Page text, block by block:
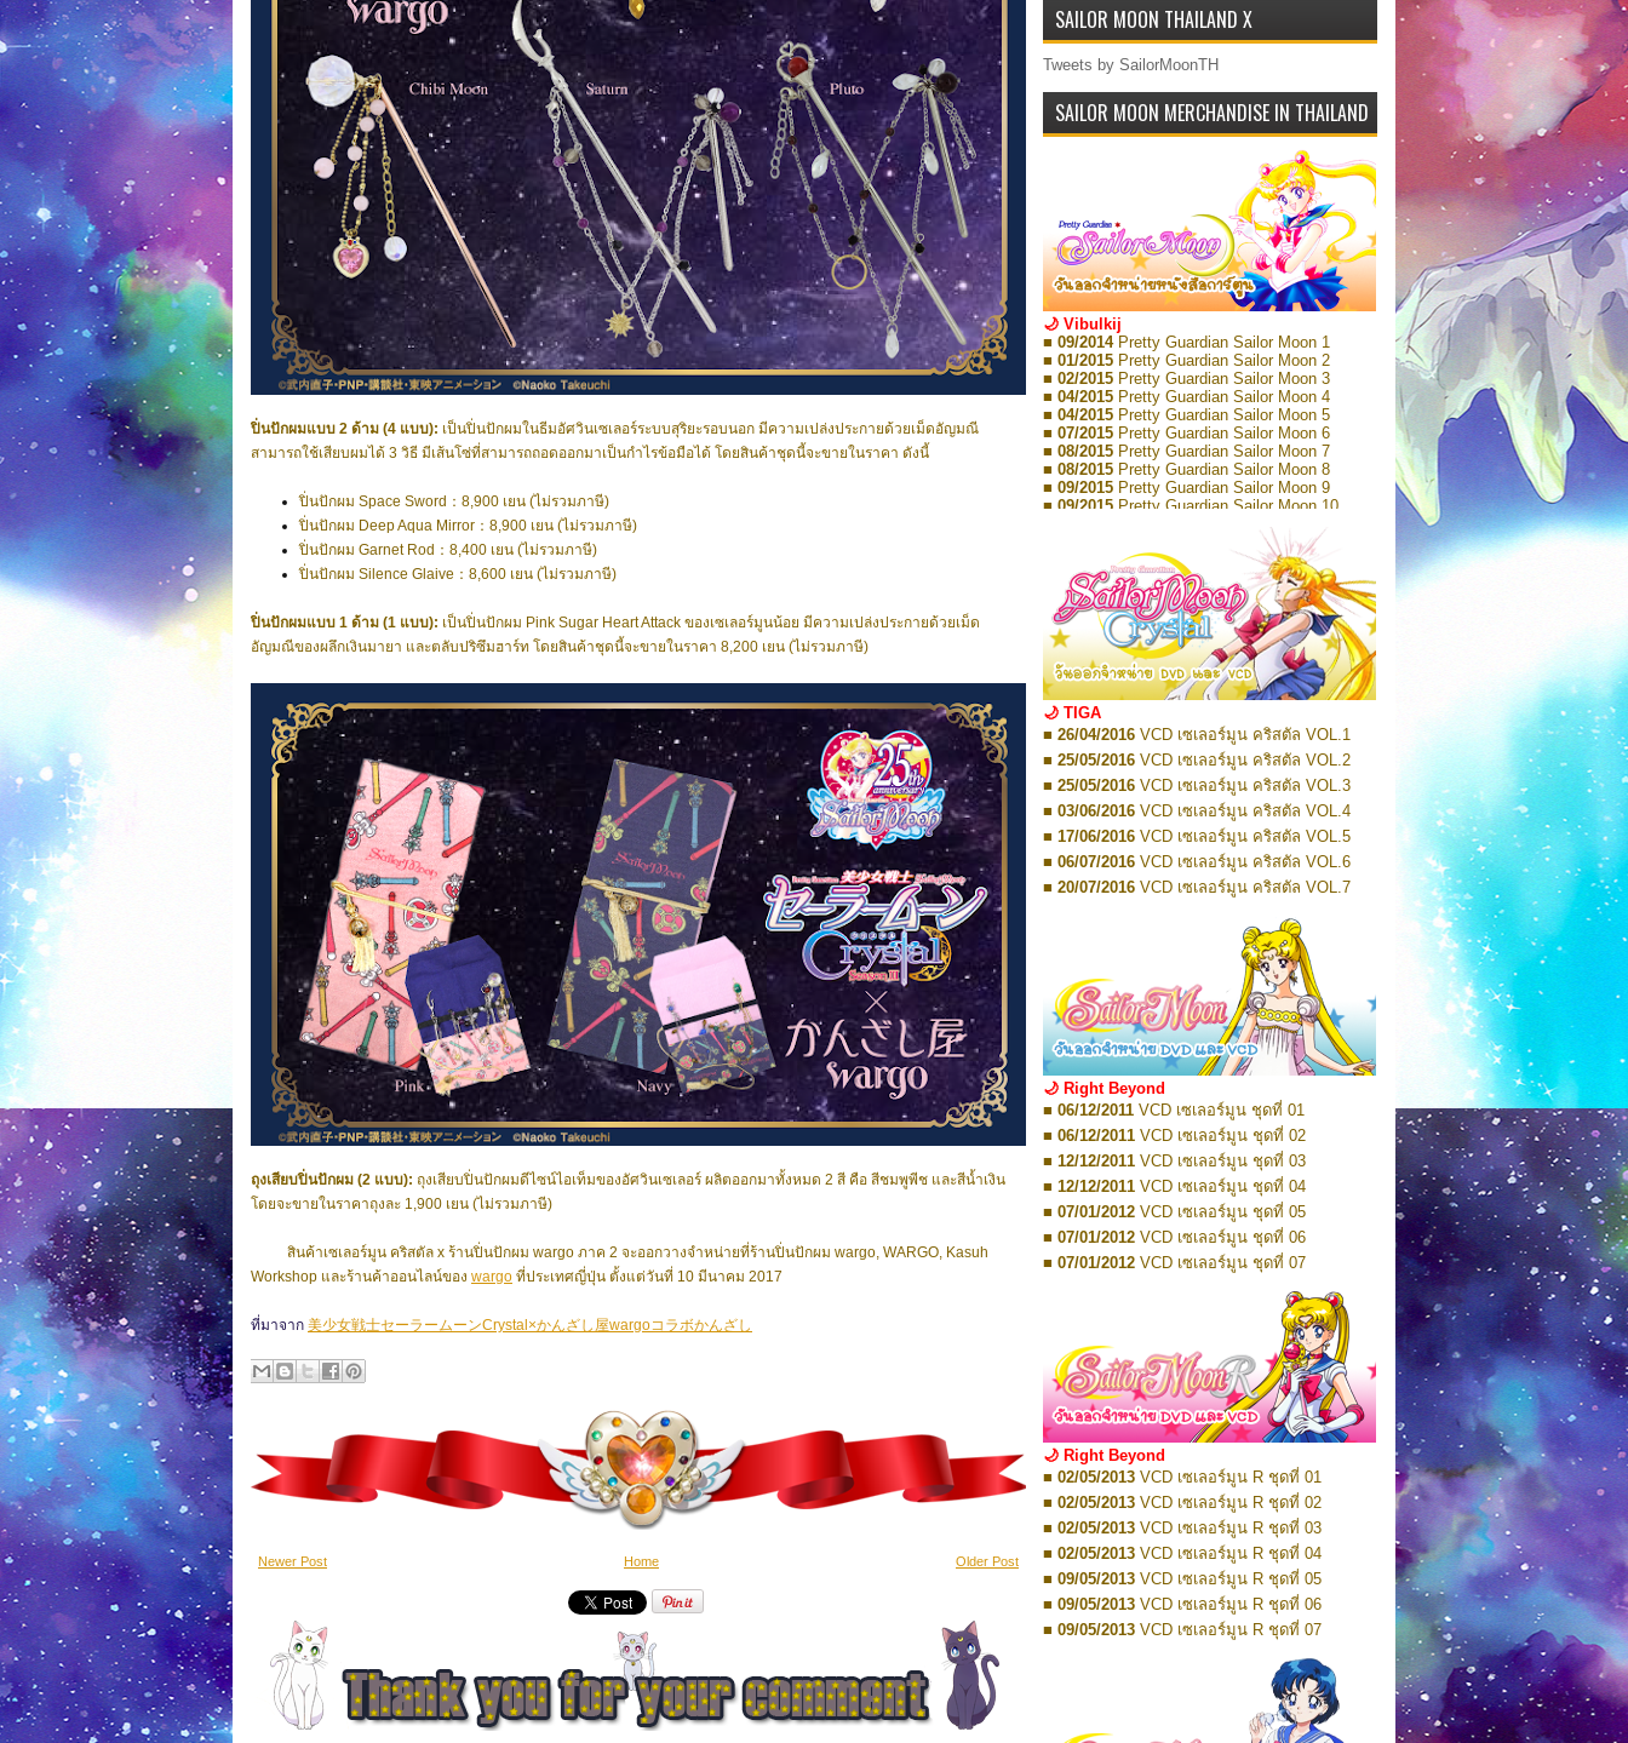
ปิ่นปักผมแบบ 2 ด้าม (4 แบบ): เป็นปิ่นปักผมในธีมอัศวินเซเลอร์ระบบสุริยะรอบนอก มีความเปล่งประกายด้วยเม็ดอัญมณี
สามารถใช้เสียบผมได้ 3 วิธี มีเส้นโซ่ที่สามารถถอดออกมาเป็นกำไรข้อมือได้ โดยสินค้าชุดนี้จะขายในราคา ดังนี้
ปิ่นปักผม Space Sword：8,900 เยน (ไม่รวมภาษี)
ปิ่นปักผม Deep Aqua Mirror：8,900 เยน (ไม่รวมภาษี)
ปิ่นปักผม Garnet Rod：8,400 เยน (ไม่รวมภาษี)
ปิ่นปักผม Silence Glaive：8,600 เยน (ไม่รวมภาษี)
ปิ่นปักผมแบบ 1 ด้าม (1 แบบ): เป็นปิ่นปักผม Pink Sugar Heart Attack ของเซเลอร์มูนน้อย มีความเปล่งประกายด้วยเม็ด
อัญมณีของผลึกเงินมายา และตลับปริซึมฮาร์ท โดยสินค้าชุดนี้จะขายในราคา 8,200 เยน (ไม่รวมภาษี)
ถุงเสียบปิ่นปักผม (2 แบบ): ถุงเสียบปิ่นปักผมดีไซน์ไอเท็มของอัศวินเซเลอร์ ผลิตออกมาทั้งหมด 2 สี คือ สีชมพูพีช และสีน้ำเงิน
โดยจะขายในราคาถุงละ 1,900 เยน (ไม่รวมภาษี)
สินค้าเซเลอร์มูน คริสตัล x ร้านปิ่นปักผม wargo ภาค 2 จะออกวางจำหน่ายที่ร้านปิ่นปักผม wargo, WARGO, Kasuh
Workshop และร้านค้าออนไลน์ของ wargo ที่ประเทศญี่ปุ่น ตั้งแต่วันที่ 10 มีนาคม 2017
ที่มาจาก 美少女戦士セーラームーンCrystal×かんざし屋wargoコラボかんざし
Newer Post Older Post
Home
SAILOR MOON THAILAND X
Tweets by SailorMoonTH
SAILOR MOON MERCHANDISE IN THAILAND
🌙 Vibulkij
■ 09/2014 Pretty Guardian Sailor Moon 1
■ 01/2015 Pretty Guardian Sailor Moon 2
■ 02/2015 Pretty Guardian Sailor Moon 3
■ 04/2015 Pretty Guardian Sailor Moon 4
■ 04/2015 Pretty Guardian Sailor Moon 5
■ 07/2015 Pretty Guardian Sailor Moon 6
■ 08/2015 Pretty Guardian Sailor Moon 7
■ 08/2015 Pretty Guardian Sailor Moon 8
■ 09/2015 Pretty Guardian Sailor Moon 9
■ 09/2015 Pretty Guardian Sailor Moon 10
Pretty Guardian Sailor Moon 11
Pretty Guardian Sailor Moon 12
Pretty Guardian Sailor Moon Short
Stories 1
■ 09/2018Pretty Guardian Sailor Moon Short
Stories 2
■ 01/2022Pretty Guardian Sailor Moon Eternal
Edition 1
■ 01/2022Pretty Guardian Sailor Moon Eternal
Edition 2
■ 03/2022Pretty Guardian Sailor Moon Eternal
Edition 3
■ 03/2022Pretty Guardian Sailor Moon Eternal
Edition 4
■ 07/2022Pretty Guardian Sailor Moon Eternal
Edition 5
■ 07/2022Pretty Guardian Sailor Moon Eternal
Edition 6
Pretty Guardian Sailor Moon Eternal
Edition 7
■ 01/2023Pretty Guardian Sailor Moon Eternal
Pretty Guardian Sailor Moon Eternal
Pretty Guardian Sailor Moon Eternal
Edition 10
■ TBA 2026Code Name: Sailor V 1
■ TBA 2026Code Name: Sailor V 2
🌙 TIGA
■ 26/04/2016 VCD เซเลอร์มูน คริสตัล VOL.1
■ 25/05/2016 VCD เซเลอร์มูน คริสตัล VOL.2
■ 25/05/2016 VCD เซเลอร์มูน คริสตัล VOL.3
■ 03/06/2016 VCD เซเลอร์มูน คริสตัล VOL.4
■ 17/06/2016 VCD เซเลอร์มูน คริสตัล VOL.5
■ 06/07/2016 VCD เซเลอร์มูน คริสตัล VOL.6
■ 20/07/2016 VCD เซเลอร์มูน คริสตัล VOL.7
VCD เซเลอร์มูน คริสตัล VOL.9
VCD เซเลอร์มูน คริสตัล VOL.10
■ 10/08/2016
VCD เซเลอร์มูน คริสตัล VOL.11
■ 10/08/2016VCD เซเลอร์มูน คริสตัล VOL.12
■ 17/08/2016VCD เซเลอร์มูน คริสตัล VOL.13
■ 26/05/2016 DVD เซเลอร์มูน คริสตัล VOL.1
■ 08/07/2016DVD เซเลอร์มูน คริสตัล VOL.2
■ 19/08/2016 DVD เซเลอร์มูน คริสตัล VOL.3
■ 08/09/2016 DVD เซเลอร์มูน คริสตัล VOL.4
■ 07/10/2016 DVD เซเลอร์มูน คริสตัล VOL.5
■ 28/10/2016 DVD เซเลอร์มูน คริสตัล VOL.6
■ 17/11/2016DVD เซเลอร์มูน คริสตัล VOL.7
■ 17/11/2016DVD เซเลอร์มูน คริสตัล VOL.8
■ 01/01/2017 DVD เซเลอร์มูน คริสตัล Box-Set
🌙 Right Beyond
■ 06/12/2011 VCD เซเลอร์มูน ชุดที่ 01
■ 06/12/2011 VCD เซเลอร์มูน ชุดที่ 02
■ 12/12/2011 VCD เซเลอร์มูน ชุดที่ 03
■ 12/12/2011 VCD เซเลอร์มูน ชุดที่ 04
■ 07/01/2012 VCD เซเลอร์มูน ชุดที่ 05
■ 07/01/2012 VCD เซเลอร์มูน ชุดที่ 06
■ 07/01/2012 VCD เซเลอร์มูน ชุดที่ 07
VCD เซเลอร์มูน ชุดที่ 08
VCD เซเลอร์มูน ชุดที่ 09
VCD เซเลอร์มูน ชุดที่ 10
■ 19/01/2012 VCD เซเลอร์มูน ชุดที่ 11
■ 19/01/2012VCD เซเลอร์มูน ชุดที่ 12
■ 26/01/2012VCD เซเลอร์มูน ชุดที่ 13
■ 26/01/2012VCD เซเลอร์มูน ชุดที่ 14
■ 02/02/2012 VCD เซเลอร์มูน ชุดที่ 15
VCD เซเลอร์มูน ชุดที่ 16
VCD เซเลอร์มูน ชุดที่ 17
VCD เซเลอร์มูน ชุดที่ 18
VCD เซเลอร์มูน ชุดที่ 19
VCD เซเลอร์มูน ชุดที่ 20
VCD เซเลอร์มูน ชุดที่ 21
VCD เซเลอร์มูน ชุดที่ 22
VCD เซเลอร์มูน ชุดที่ 23
DVD เซเลอร์มูน ชุดที่ 01
DVD เซเลอร์มูน ชุดที่ 02
🌙 Right Beyond
■ 02/05/2013 VCD เซเลอร์มูน R ชุดที่ 01
■ 02/05/2013 VCD เซเลอร์มูน R ชุดที่ 02
■ 02/05/2013 VCD เซเลอร์มูน R ชุดที่ 03
■ 02/05/2013 VCD เซเลอร์มูน R ชุดที่ 04
■ 09/05/2013 VCD เซเลอร์มูน R ชุดที่ 05
■ 09/05/2013 VCD เซเลอร์มูน R ชุดที่ 06
■ 09/05/2013 VCD เซเลอร์มูน R ชุดที่ 07
VCD เซเลอร์มูน R ชุดที่ 08
VCD เซเลอร์มูน R ชุดที่ 09
VCD เซเลอร์มูน R ชุดที่ 10
■ 16/05/2013
VCD เซเลอร์มูน R ชุดที่ 11